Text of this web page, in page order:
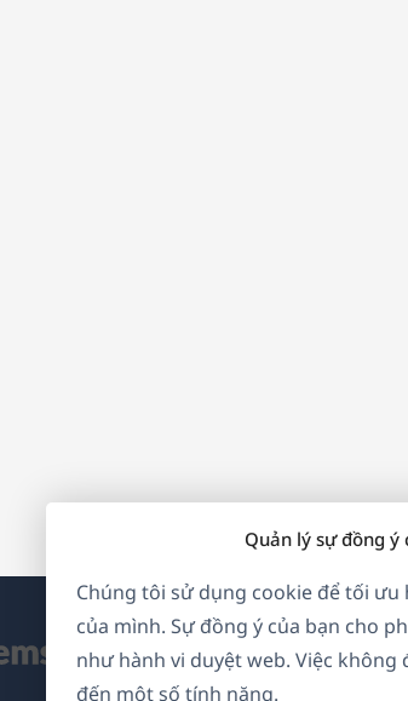
Quản lý sự đồng ý
Chúng tôi sử dụng cookie để tối ưu
của mình. Sự đồng ý của bạn cho
như hành vi duyệt web. Việc
đến một số tính năng.GDPR & Chính